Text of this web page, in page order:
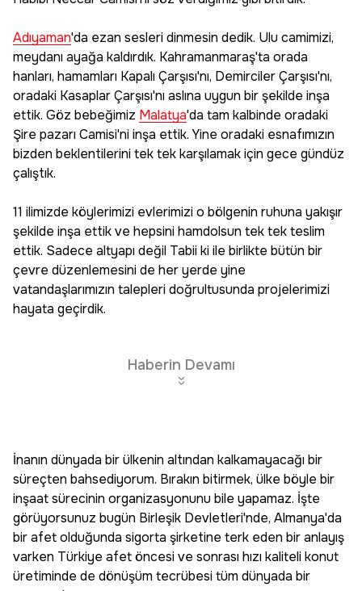
Adıyaman'da ezan sesleri dinmesin dedik. Ulu camimizi,
meydanı ayağa kaldırdık. Kahramanmaraş'ta orada
hanları, hamamları Kapalı Çarşısı'nı, Demirciler Çarşısı'nı,
oradaki Kasaplar Çarşısı'nı aslına uygun bir şekilde inşa
ettik. Göz bebeğimiz Malatya'da tam kalbinde oradaki
Şire pazarı Camisi'ni inşa ettik. Yine oradaki esnafımızın
bizden beklentilerini tek tek karşılamak için gece gündüz
çalıştık.
11 ilimizde köylerimizi evlerimizi o bölgenin ruhuna yakışır
şekilde inşa ettik ve hepsini hamdolsun tek tek teslim
ettik. Sadece altyapı değil Tabii ki ile birlikte bütün bir
çevre düzenlemesini de her yerde yine
vatandaşlarımızın talepleri doğrultusunda projelerimizi
hayata geçirdik.
Haberin Devamı
İnanın dünyada bir ülkenin altından kalkamayacağı bir
süreçten bahsediyorum. Bırakın bitirmek, ülke böyle bir
inşaat sürecinin organizasyonunu bile yapamaz. İşte
görüyorsunuz bugün Birleşik Devletleri'nde, Almanya'da
bir afet olduğunda sigorta şirketine terk eden bir anlayış
varken Türkiye afet öncesi ve sonrası hızı kaliteli konut
üretiminde de dönüşüm tecrübesi tüm dünyada bir